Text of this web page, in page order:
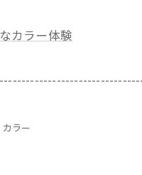
カラー体験
カラー